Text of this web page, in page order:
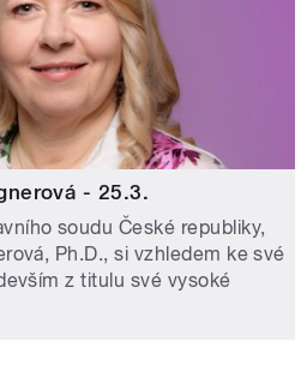
- 25.3.
soudu České republiky,
Ph.D., si vzhledem ke své
z titulu své vysoké